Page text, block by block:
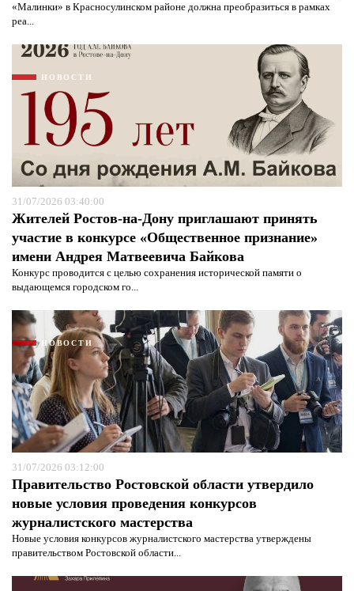
«Малинки» в Красносулинском районе должна преобразиться в рамках
реа...
НОВОСТИ
31/07/2026 03:40:00
Жителей Ростов-на-Дону приглашают принять
участие в конкурсе «Общественное признание»
имени Андрея Матвеевича Байкова
Конкурс проводится с целью сохранения исторической памяти о
выдающемся городском го...
НОВОСТИ
31/07/2026 03:12:00
Правительство Ростовской области утвердило
новые условия проведения конкурсов
журналистского мастерства
Новые условия конкурсов журналистского мастерства утверждены
правительством Ростовской области...
политикой конфиденциальности и
защиты информации*
Я согласен с
политикой конфиденциальности и
защиты информации*